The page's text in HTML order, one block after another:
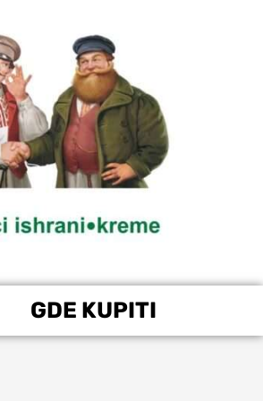
GDE KUPITI